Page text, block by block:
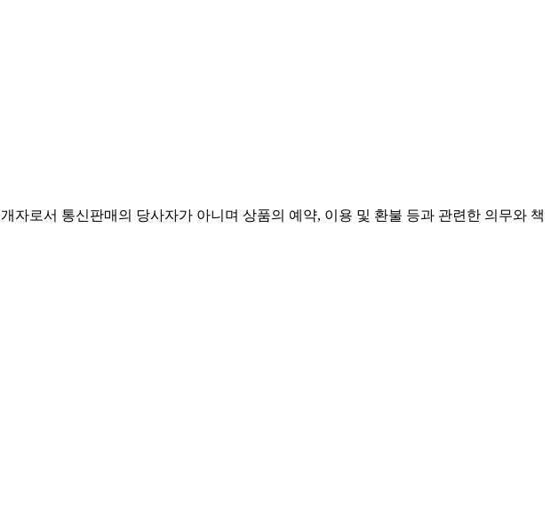
로서 통신판매의 당사자가 아니며 상품의 예약, 이용 및 환불 등과 관련한 의무와 책